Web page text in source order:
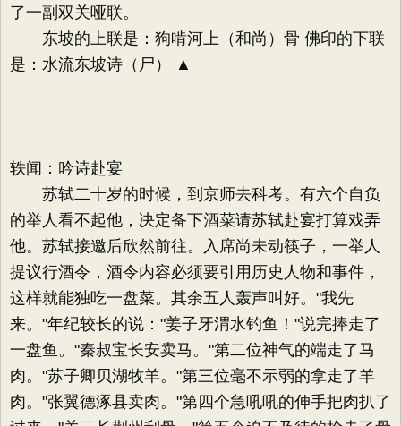
了一副双关哑联。
东坡的上联是：狗啃河上（和尚）骨 佛印的下联
是：水流东坡诗（尸） ▲
轶闻：吟诗赴宴
苏轼二十岁的时候，到京师去科考。有六个自负
的举人看不起他，决定备下酒菜请苏轼赴宴打算戏弄
他。苏轼接邀后欣然前往。入席尚未动筷子，一举人
提议行酒令，酒令内容必须要引用历史人物和事件，
这样就能独吃一盘菜。其余五人轰声叫好。"我先
来。"年纪较长的说："姜子牙渭水钓鱼！"说完捧走了
一盘鱼。"秦叔宝长安卖马。"第二位神气的端走了马
肉。"苏子卿贝湖牧羊。"第三位毫不示弱的拿走了羊
肉。"张翼德涿县卖肉。"第四个急吼吼的伸手把肉扒了